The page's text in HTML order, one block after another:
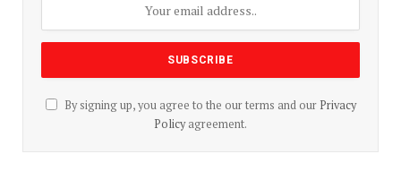
By signing up, you agree to the our terms and our Privacy
Policyagreement.